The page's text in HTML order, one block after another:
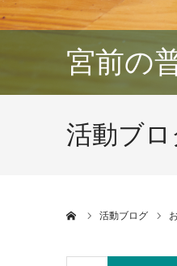
宮前の
活動ブ
活動ブログ